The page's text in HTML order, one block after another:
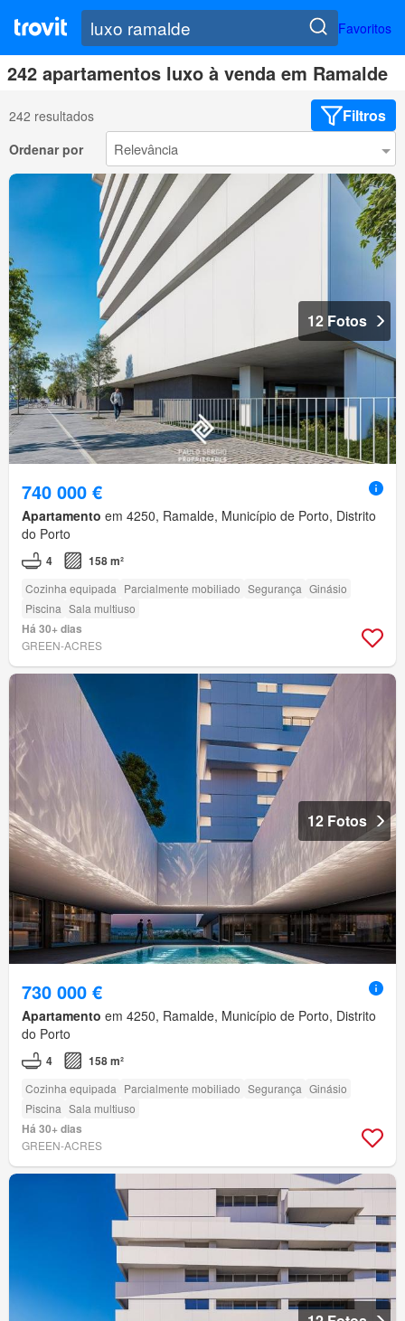
Favoritos
242 apartamentos luxo à venda em Ramalde
242 resultados Filtros
Ordenar por
12 Fotos
740 000 €
Apartamento em 4250, Ramalde, Município de Porto, Distrito
do Porto
4 158 m²
Cozinha equipada Parcialmente mobiliado Segurança Ginásio
Piscina Sala multiuso
Há 30+ dias
GREEN-ACRES
12 Fotos
730 000 €
Apartamento em 4250, Ramalde, Município de Porto, Distrito
do Porto
4 158 m²
Cozinha equipada Parcialmente mobiliado Segurança Ginásio
Piscina Sala multiuso
Há 30+ dias
GREEN-ACRES